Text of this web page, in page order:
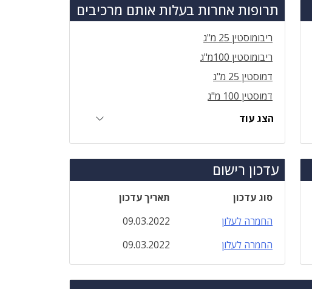
תרופות אחרות בעלות אותם מרכיבים
ריבומוסטין 25 מ"ג
ריבומוסטין 100מ"ג
דמוסטין 25 מ"ג
דמוסטין 100 מ"ג
הצג עוד
עדכון רישום
סוג עדכון
תאריך עדכון
החמרה לעלון
09.03.2022
החמרה לעלון
09.03.2022